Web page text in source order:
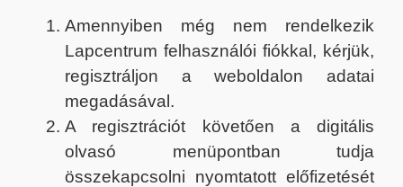
Amennyiben még nem rendelkezik
Lapcentrum felhasználói fiókkal, kérjük,
regisztráljon a weboldalon adatai
megadásával.
A regisztrációt követően a digitális
olvasó menüpontban tudja
összekapcsolni nyomtatott előfizetését